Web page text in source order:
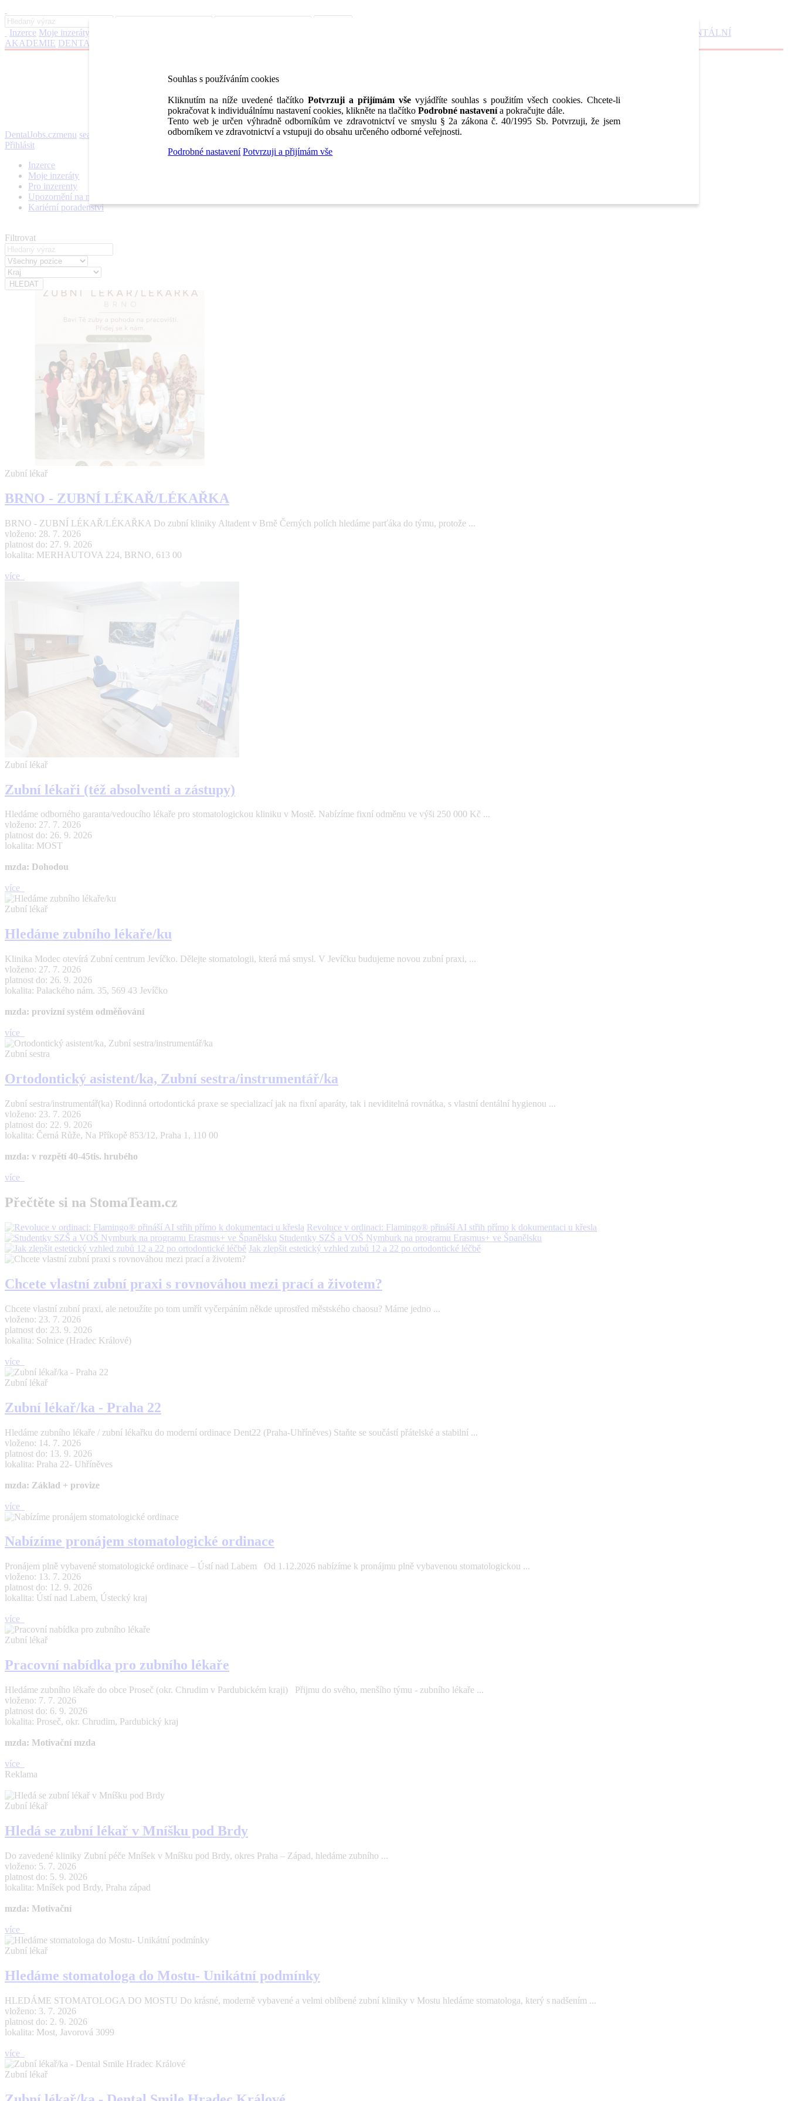
Inzerce Moje inzeráty
DENTÁLNÍ
AKADEMIE DENTAL BAZAR
DentalJobs.czmenu search
Přihlásit
Inzerce
Moje inzeráty
Pro inzerenty
Upozornění na nové pozice
Kariérní poradenství
Filtrovat
Zubní lékař
BRNO - ZUBNÍ LÉKAŘ/LÉKAŘKA
BRNO - ZUBNÍ LÉKAŘ/LÉKAŘKA Do zubní kliniky Altadent v Brně Černých polích hledáme parťáka do týmu, protože ...
vloženo: 28. 7. 2026
platnost do: 27. 9. 2026
lokalita: MERHAUTOVA 224, BRNO, 613 00
více
Zubní lékař
Zubní lékaři (též absolventi a zástupy)
Hledáme odborného garanta/vedoucího lékaře pro stomatologickou kliniku v Mostě. Nabízíme fixní odměnu ve výši 250 000 Kč ...
vloženo: 27. 7. 2026
platnost do: 26. 9. 2026
lokalita: MOST
mzda: Dohodou
více
Zubní lékař
Hledáme zubního lékaře/ku
Klinika Modec otevírá Zubní centrum Jevíčko. Dělejte stomatologii, která má smysl. V Jevíčku budujeme novou zubní praxi, ...
vloženo: 27. 7. 2026
platnost do: 26. 9. 2026
lokalita: Palackého nám. 35, 569 43 Jevíčko
mzda: provizní systém odměňování
více
Zubní sestra
Ortodontický asistent/ka, Zubní sestra/instrumentář/ka
Zubní sestra/instrumentář(ka) Rodinná ortodontická praxe se specializací jak na fixní aparáty, tak i neviditelná rovnátka, s vlastní dentální hygienou ...
vloženo: 23. 7. 2026
platnost do: 22. 9. 2026
lokalita: Černá Růže, Na Příkopě 853/12, Praha 1, 110 00
mzda: v rozpětí 40-45tis. hrubého
více
Přečtěte si na StomaTeam.cz
Revoluce v ordinaci: Flamingo® přináší AI střih přímo k dokumentaci u křesla
Studentky SZŠ a VOŠ Nymburk na programu Erasmus+ ve Španělsku
Jak zlepšit estetický vzhled zubů 12 a 22 po ortodontické léčbě
Chcete vlastní zubní praxi s rovnováhou mezi prací a životem?
Chcete vlastní zubní praxi, ale netoužíte po tom umřít vyčerpáním někde uprostřed městského chaosu? Máme jedno ...
vloženo: 23. 7. 2026
platnost do: 23. 9. 2026
lokalita: Solnice (Hradec Králové)
více
Zubní lékař
Zubní lékař/ka - Praha 22
Hledáme zubního lékaře / zubní lékařku do moderní ordinace Dent22 (Praha-Uhříněves) Staňte se součástí přátelské a stabilní ...
vloženo: 14. 7. 2026
platnost do: 13. 9. 2026
lokalita: Praha 22- Uhříněves
mzda: Základ + provize
více
Nabízíme pronájem stomatologické ordinace
Pronájem plně vybavené stomatologické ordinace – Ústí nad Labem Od 1.12.2026 nabízíme k pronájmu plně vybavenou stomatologickou ...
vloženo: 13. 7. 2026
platnost do: 12. 9. 2026
lokalita: Ústí nad Labem, Ústecký kraj
více
Zubní lékař
Pracovní nabídka pro zubního lékaře
Hledáme zubního lékaře do obce Proseč (okr. Chrudim v Pardubickém kraji) Přijmu do svého, menšího týmu - zubního lékaře ...
vloženo: 7. 7. 2026
platnost do: 6. 9. 2026
lokalita: Proseč, okr. Chrudim, Pardubický kraj
mzda: Motivační mzda
více
Reklama
Zubní lékař
Hledá se zubní lékař v Mníšku pod Brdy
Do zavedené kliniky Zubní péče Mníšek v Mníšku pod Brdy, okres Praha – Západ, hledáme zubního ...
vloženo: 5. 7. 2026
platnost do: 5. 9. 2026
lokalita: Mníšek pod Brdy, Praha západ
mzda: Motivační
více
Zubní lékař
Hledáme stomatologa do Mostu- Unikátní podmínky
HLEDÁME STOMATOLOGA DO MOSTU Do krásné, moderně vybavené a velmi oblíbené zubní kliniky v Mostu hledáme stomatologa, který s nadšením ...
vloženo: 3. 7. 2026
platnost do: 2. 9. 2026
lokalita: Most, Javorová 3099
více
Zubní lékař
Souhlas s používáním cookies
Kliknutím na níže uvedené tlačítkoPotvrzuji a přijímám vše vyjádříte souhlas s použitím všech cookies. Chcete-li
pokračovat k individuálnímu nastavení cookies, klikněte na tlačítko Podrobné nastavenía pokračujte dále.
Tento web je určen výhradně odborníkům ve zdravotnictví ve smyslu § 2a zákona č. 40/1995 Sb. Potvrzuji, že jsem
odborníkem ve zdravotnictví a vstupuji do obsahu určeného odborné veřejnosti.
Podrobné nastavení Potvrzuji a přijímám vše